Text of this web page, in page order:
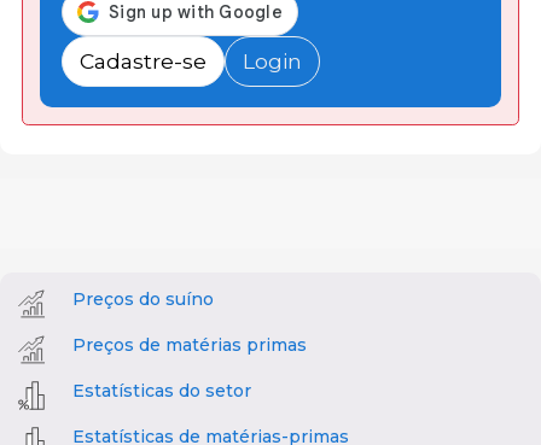
Cadastre-se Login
Preços do suíno
Preços de matérias primas
Estatísticas do setor
Estatísticas de matérias-primas